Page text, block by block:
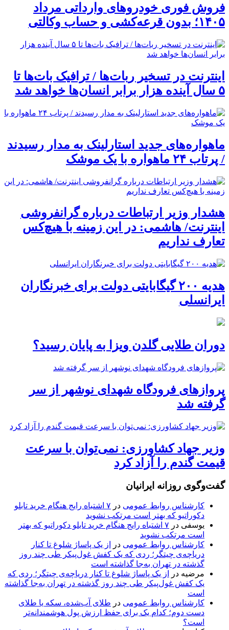
فروش فوری خودروهای وارداتی مرداد
۱۴۰۵؛ بدون قرعه‌کشی و حساب وکالتی
اینترنت در تسخیر ربات‌ها / ترافیک بات‌ها تا
۵ سال آینده هزار برابر انسان‌ها خواهد شد
ماهواره‌های جدید استارلینک به مدار رسیدند
/ پرتاب ۲۴ ماهواره با یک موشک
هشدار وزیر ارتباطات درباره گرانفروشی
اینترنت/ هاشمی: در این زمینه با هیچ‌کس
تعارف نداریم
هدیه ۲۰۰ گیگابایتی دولت برای خبرنگاران
ایرانسلی
دوران طلایی گلدن ویزا به پایان رسید؟
پروازهای فرودگاه شهدای نوشهر از سر
گرفته شد
وزیر جهاد کشاورزی: نمی‌توان با سرعت
قیمت گندم را آزاد کرد
گفت‌وگوی روزانه ایرانیان
کارشناس روابط عمومی در
۷ اشتباه رایج هنگام خرید تابلو
دکوراتیو که بهتر است مرتکب نشوید
یوسفی در
۷ اشتباه رایج هنگام خرید تابلو دکوراتیو که بهتر
است مرتکب نشوید
کارشناس روابط عمومی در
از یک پاساژ شلوغ تا کنار
دریاچه‌ی چیتگر؛ ردی که یک کفش غول‌پیکر طی چند روز
گذشته در تهران به‌جا گذاشته است
مرضیه در
از یک پاساژ شلوغ تا کنار دریاچه‌ی چیتگر؛ ردی که
یک کفش غول‌پیکر طی چند روز گذشته در تهران به‌جا گذاشته
است
کارشناس روابط عمومی در طلای آب‌شده، سکه یا طلای
دست دوم؛ کدام یک برای حفظ ارزش پول هوشمندانه‌تر
است؟